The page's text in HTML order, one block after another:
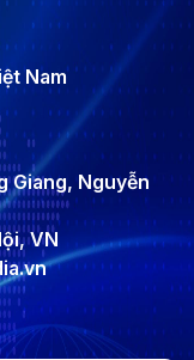
Nam
Giang, Nguyễn
VN